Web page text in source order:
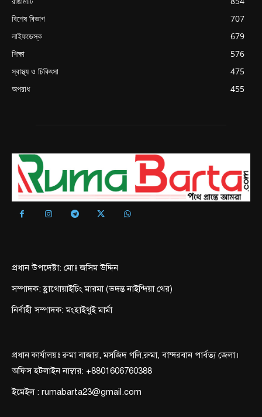
বিশেষ বিভাগ
707
লাইফডেস্ক
679
শিক্ষা
576
স্বাস্থ্য ও চিকিৎসা
475
অপরাধ
455
প্রধান উপদেষ্টা: মোঃ জসিম উদ্দিন
সম্পাদক: হ্লাথোয়াইচিং মারমা (ভদন্ত নাইন্দিয়া থের)
নির্বাহী সম্পাদক: মংহাইথুই মার্মা
প্রধান কার্যালয়ঃ রুমা বাজার, মসজিদ গলি,রুমা, বান্দরবান পার্বত্য জেলা।
অফিস হটলাইন নাম্বার: +8801606760388
ইমেইল : rumabarta23@gmail.com